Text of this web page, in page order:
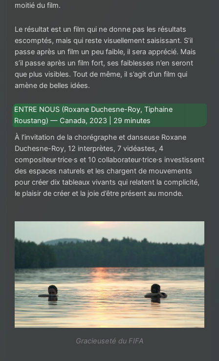
moitié du film.
Le résultat est un film qui ne donne pas les résultats
escomptés, mais qui reste visuellement saisissant. S’il
passe après un film un peu faible, il sera apprécié. Mais
s’il passe après un film fort, ses faiblesses n’en seront
que plus visibles. Tout de même, il s’agit d’un film qui
amène de belles idées.
ENTRE NOUS (Roxane Duchesne-Roy, Tiphaine
Roustang) — Canada, 2023 | 29 minutes
À l’invitation de la chorégraphe et danseuse Roxane
Duchesne-Roy, 12 interprètes, 7 vidéastes, 4
compositeur·trice·s et 10 collaborateur·trice·s investissent
des espaces naturels et les chargent de mouvements
pour créer dix tableaux vivants qui relatent la complicité,
le plaisir de créer et la joie d’être présent au monde.
Gracieuseté du FIFA